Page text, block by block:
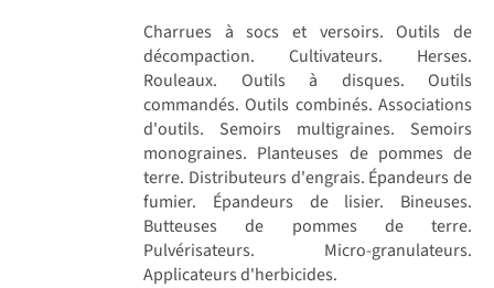
Charrues à socs et versoirs. Outils de
décompaction. Cultivateurs. Herses.
Rouleaux. Outils à disques. Outils
commandés. Outils combinés. Associations
d'outils. Semoirs multigraines. Semoirs
monograines. Planteuses de pommes de
terre. Distributeurs d'engrais. Épandeurs de
fumier. Épandeurs de lisier. Bineuses.
Butteuses de pommes de terre.
Pulvérisateurs. Micro-granulateurs.
Applicateurs d'herbicides.